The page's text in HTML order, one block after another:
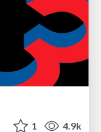
1 4.9k